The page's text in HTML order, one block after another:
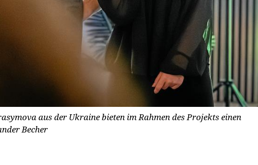
aus der Ukraine bieten im Rahmen des Projekts einen
Becher